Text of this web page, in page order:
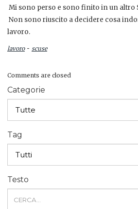
 Mi sono perso e sono finito in un altro
 Non sono riuscito a decidere cosa
lavoro.
lavoro- scuse
Comments are closed
Categorie
Tag
Testo